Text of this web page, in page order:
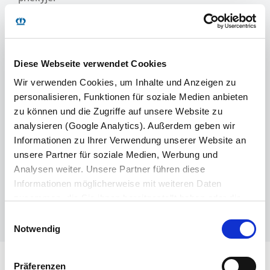
Diese Webseite verwendet Cookies
Wir verwenden Cookies, um Inhalte und Anzeigen zu
personalisieren, Funktionen für soziale Medien anbieten
zu können und die Zugriffe auf unsere Website zu
analysieren (Google Analytics). Außerdem geben wir
Informationen zu Ihrer Verwendung unserer Website an
unsere Partner für soziale Medien, Werbung und
Analysen weiter. Unsere Partner führen diese
Informationen möglicherweise mit weiteren Daten
haben. Wir setzen im Rahmen des Trackings auch
abweichenden Datenschutzbestimmungen ein, wodurch
Notwendig
Präferenzen
Grynasis vidinis ilgis:
Grynasis vidinis plotis:
2 480 mm
Perkrovimo aukštis
2 860 mm; 3 000 mm*
Išorinis plotis:
2 550 mm
„Ultra“ varianto savasis
svoris:
apie 5 950 kg
*= Naudingasis aukštis grotinių padėklų plotyje,
standartinio varianto matmenys ir svoriai